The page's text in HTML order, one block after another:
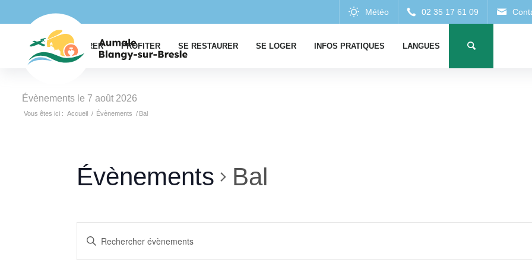
EXPLORER PROFITER SE RESTAURER SE LOGER INFOS PRATIQUES LANGUES
Évènements le 7 août 2026
Vous êtes ici : Accueil / Évènements / Bal
Évènements Bal
et
Saisir